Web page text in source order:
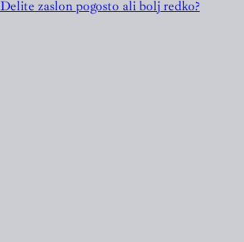
Delite zaslon pogosto ali bolj redko?